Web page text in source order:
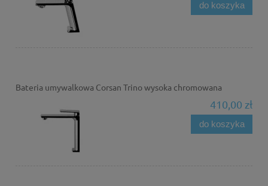
do koszyka
Bateria umywalkowa Corsan Trino wysoka chromowana
410,00 zł
do koszyka